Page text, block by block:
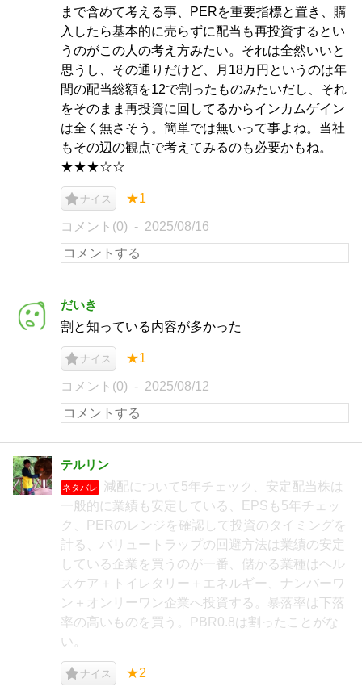
まで含めて考える事、PERを重要指標と置き、購
入したら基本的に売らずに配当も再投資するとい
うのがこの人の考え方みたい。それは全然いいと
思うし、その通りだけど、月18万円というのは年
間の配当総額を12で割ったものみたいだし、それ
をそのまま再投資に回してるからインカムゲイン
は全く無さそう。簡単では無いって事よね。当社
もその辺の観点で考えてみるのも必要かもね。
★★★☆☆
ナイス ★1
コメント(0) 2025/08/16
だいき
割と知っている内容が多かった
ナイス ★1
コメント(0) 2025/08/12
テルリン
ネタバレ
減配について5年チェック、安定配当株は
一般的に業績も安定している、EPSも5年チェッ
ク、PERのレンジを確認して投資のタイミングを
計る、バリュートラップの回避方法は業績の安定
している企業を買うのが一番、儲かる業種はヘル
スケア＋トイレタリー＋エネルギー、ナンバーワ
ン＋オンリーワン企業へ投資する。暴落率は下落
率の高いものを買う。PBR0.8は割ったことがな
い。
ナイス ★2